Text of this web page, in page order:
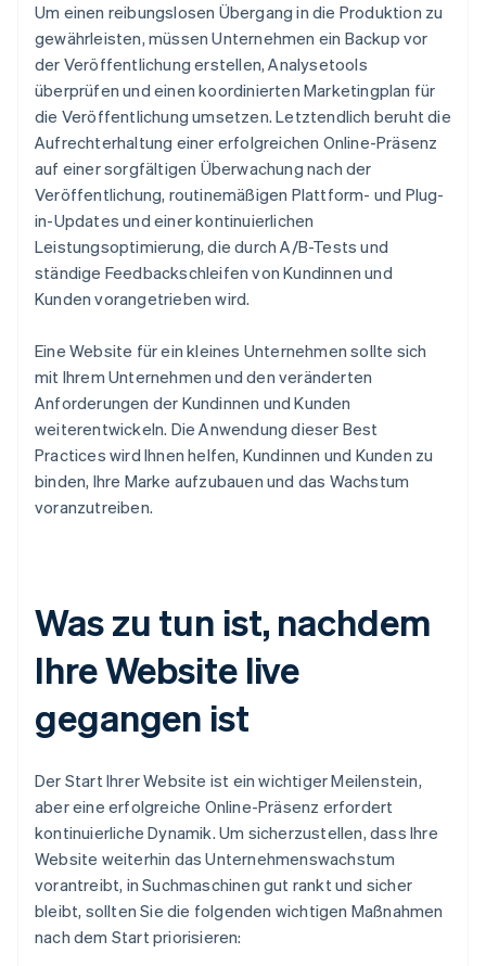
Um einen reibungslosen Übergang in die Produktion zu
gewährleisten, müssen Unternehmen ein Backup vor
der Veröffentlichung erstellen, Analysetools
überprüfen und einen koordinierten Marketingplan für
die Veröffentlichung umsetzen. Letztendlich beruht die
Aufrechterhaltung einer erfolgreichen Online-Präsenz
auf einer sorgfältigen Überwachung nach der
Veröffentlichung, routinemäßigen Plattform- und Plug-
in-Updates und einer kontinuierlichen
Leistungsoptimierung, die durch A/B-Tests und
ständige Feedbackschleifen von Kundinnen und
Kunden vorangetrieben wird.
Eine Website für ein kleines Unternehmen sollte sich
mit Ihrem Unternehmen und den veränderten
Anforderungen der Kundinnen und Kunden
weiterentwickeln. Die Anwendung dieser Best
Practices wird Ihnen helfen, Kundinnen und Kunden zu
binden, Ihre Marke aufzubauen und das Wachstum
voranzutreiben.
Was zu tun ist, nachdem
Ihre Website live
gegangen ist
Der Start Ihrer Website ist ein wichtiger Meilenstein,
aber eine erfolgreiche Online-Präsenz erfordert
kontinuierliche Dynamik. Um sicherzustellen, dass Ihre
Website weiterhin das Unternehmenswachstum
vorantreibt, in Suchmaschinen gut rankt und sicher
bleibt, sollten Sie die folgenden wichtigen Maßnahmen
nach dem Start priorisieren: